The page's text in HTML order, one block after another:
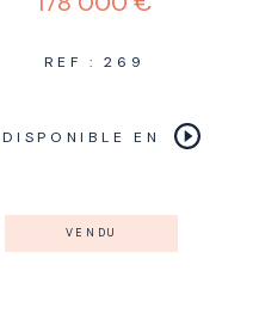
REF : 269
DISPONIBLE EN
VENDU